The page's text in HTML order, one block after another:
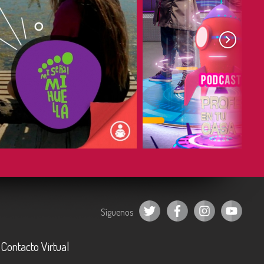
COMPARTIR COMPARTIR
Síguenos
Contacto Virtual